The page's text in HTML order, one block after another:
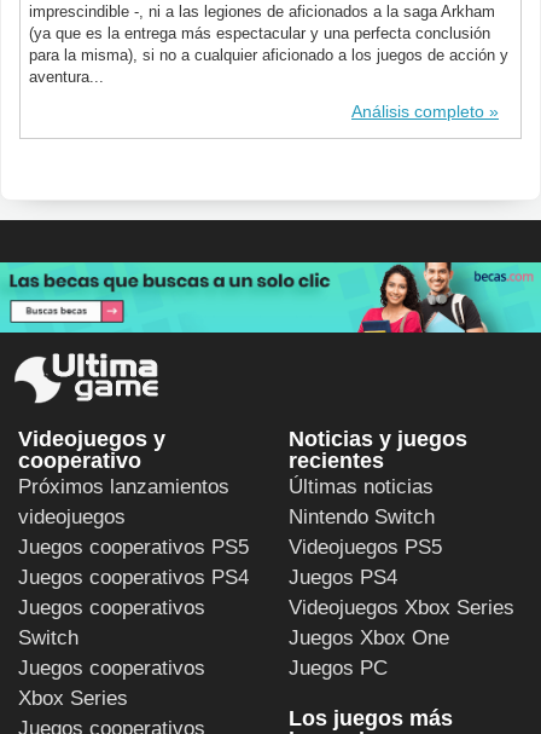
imprescindible -, ni a las legiones de aficionados a la saga Arkham
(ya que es la entrega más espectacular y una perfecta conclusión
para la misma), si no a cualquier aficionado a los juegos de acción y
aventura...
Análisis completo
Videojuegos y
cooperativo
Próximos lanzamientos
videojuegos
Juegos cooperativos PS5
Juegos cooperativos PS4
Juegos cooperativos
Switch
Juegos cooperativos
Xbox Series
Juegos cooperativos
Noticias y juegos
recientes
Últimas noticias
Nintendo Switch
Videojuegos PS5
Juegos PS4
Videojuegos Xbox Series
Juegos Xbox One
Juegos PC
Los juegos más